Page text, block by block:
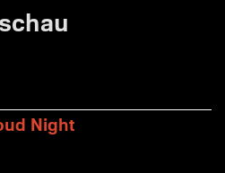
Night